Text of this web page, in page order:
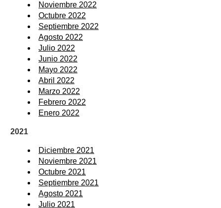
Noviembre 2022
Octubre 2022
Septiembre 2022
Agosto 2022
Julio 2022
Junio 2022
Mayo 2022
Abril 2022
Marzo 2022
Febrero 2022
Enero 2022
2021
Diciembre 2021
Noviembre 2021
Octubre 2021
Septiembre 2021
Agosto 2021
Julio 2021